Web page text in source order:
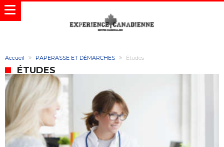
Accueil PAPERASSE ET DÉMARCHES Études
ÉTUDES